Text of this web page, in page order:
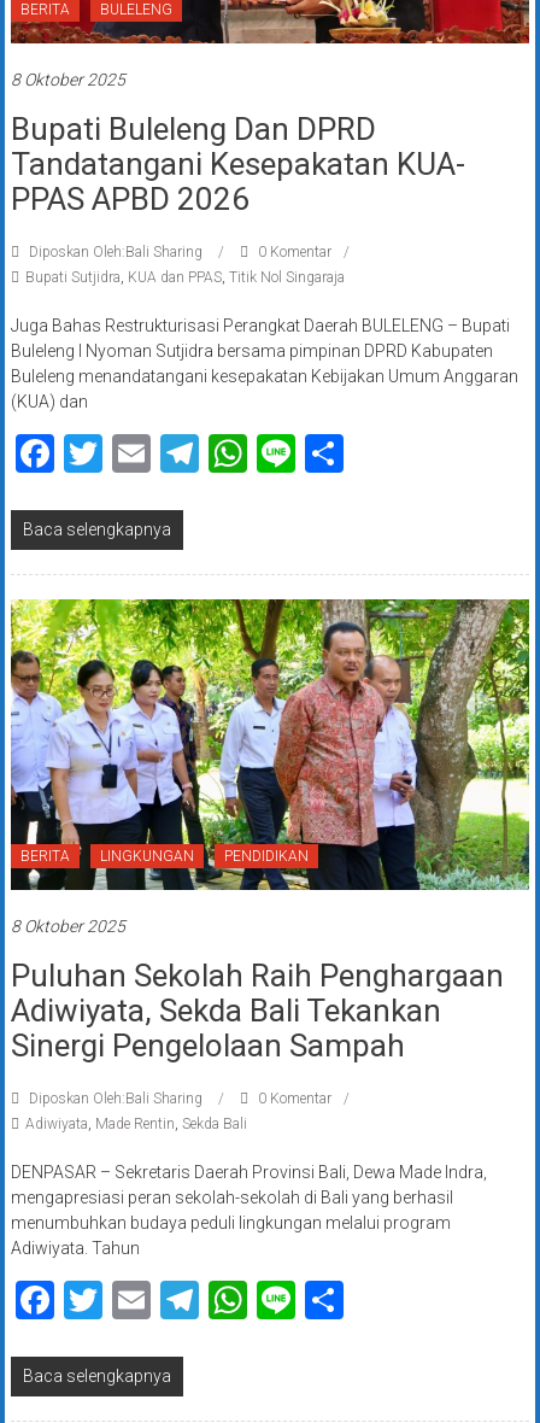
BERITA BULELENG
8 Oktober 2025
Bupati Buleleng Dan DPRD
Tandatangani Kesepakatan KUA-
PPAS APBD 2026
Diposkan Oleh:Bali Sharing
0 Komentar
Bupati Sutjidra, KUA dan PPAS, Titik Nol Singaraja
Juga Bahas Restrukturisasi Perangkat Daerah BULELENG – Bupati
Buleleng I Nyoman Sutjidra bersama pimpinan DPRD Kabupaten
Buleleng menandatangani kesepakatan Kebijakan Umum Anggaran
(KUA) dan
Facebook
Twitter
EmailTelegram
WhatsApp
Line
Baca selengkapnya
BERITA LINGKUNGAN PENDIDIKAN
8 Oktober 2025
Puluhan Sekolah Raih Penghargaan
Adiwiyata, Sekda Bali Tekankan
Sinergi Pengelolaan Sampah
Diposkan Oleh:Bali Sharing
0 Komentar
Adiwiyata, Made Rentin, Sekda Bali
DENPASAR – Sekretaris Daerah Provinsi Bali, Dewa Made Indra,
mengapresiasi peran sekolah-sekolah di Bali yang berhasil
menumbuhkan budaya peduli lingkungan melalui program
Adiwiyata. Tahun
Facebook
Twitter
EmailTelegram
WhatsApp
LineShare
Baca selengkapnya